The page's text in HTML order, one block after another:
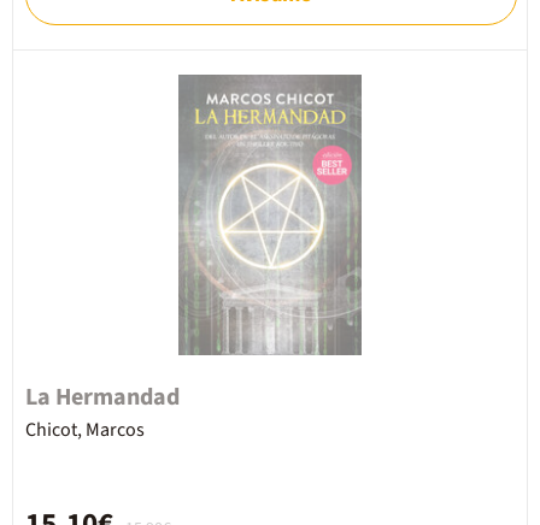
La Hermandad
Chicot, Marcos